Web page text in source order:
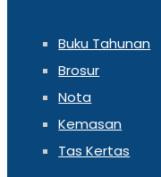
Buku Tahunan
Brosur
Nota
Kemasan
Tas Kertas